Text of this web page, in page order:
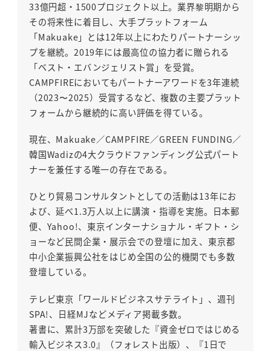
33億円超・1500プロジェクト以上。業界黎明期から
その将来性に着目し、大手プラットフォーム
「Makuake」とは12年以上にわたりパートナーシッ
プを継続。2019年には最高位の協力者に贈られる
「ベスト・エバンジェリスト賞」を受賞。
CAMPFIREにおいてもパートナーアワードを3年連続
（2023〜2025）受賞するなど、複数の主要プラット
フォームから継続的に高い評価を得ている。
現在、Makuake／CAMPFIRE／GREEN FUNDING／
韓国Wadizの4大クラウドファンディング公式パート
ナーを兼任する唯一の存在である。
ひとり貿易コンサルタントとしての活動は13年にお
よび、延べ1.3万人以上に講演・指導を実施。日本郵
便、Yahoo!、東京インターナショナル・ギフト・シ
ョーなど民間企業・展示会での登壇に加え、東京都
中小企業振興公社をはじめ全国の公的機関でも多数
登壇している。
テレビ東京「ワールドビジネスサテライト」、週刊
SPA!、日経MJなどメディア掲載多数。
著書に、累計3万部を突破した『資金ゼロではじめる
輸入ビジネス3.0』（フォレスト出版）、『1日で